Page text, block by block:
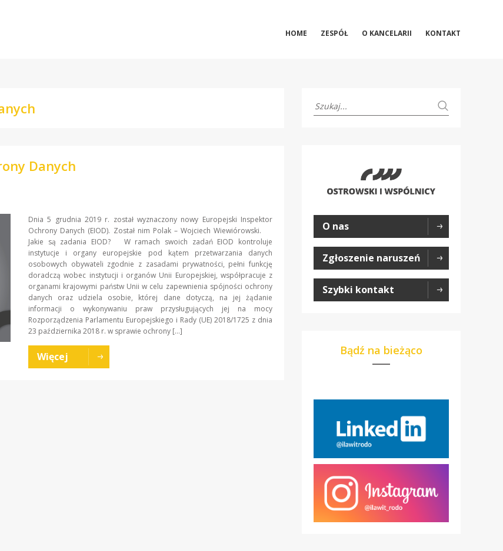
HOME ZESPÓŁ O KANCELARII KONTAKT
Danych
Dnia 5 grudnia 2019 r. został wyznaczony nowy Europejski Inspektor
Ochrony Danych (EIOD). Został nim Polak – Wojciech Wiewiórowski.
Jakie są zadania EIOD? W ramach swoich zadań EIOD kontroluje
instytucje i organy europejskie pod kątem przetwarzania danych
osobowych obywateli zgodnie z zasadami prywatności, pełni funkcję
doradczą wobec instytucji i organów Unii Europejskiej, współpracuje z
organami krajowymi państw Unii w celu zapewnienia spójności ochrony
danych oraz udziela osobie, której dane dotyczą, na jej żądanie
informacji o wykonywaniu praw przysługujących jej na mocy
Rozporządzenia Parlamentu Europejskiego i Rady (UE) 2018/1725 z dnia
23 października 2018 r. w sprawie ochrony […]
Więcej
O nas
Zgłoszenie naruszeń
Szybki kontakt
Bądź na bieżąco